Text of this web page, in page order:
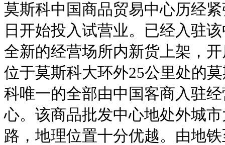
莫斯科中国商品贸易中心历经
日开始投入试营业。已经入驻
全新的经营场所内新货上架，
位于莫斯科大环外25公里处的
科唯一的全部由中国客商入驻
心。该商品批发中心地处外城
路，地理位置十分优越。由地